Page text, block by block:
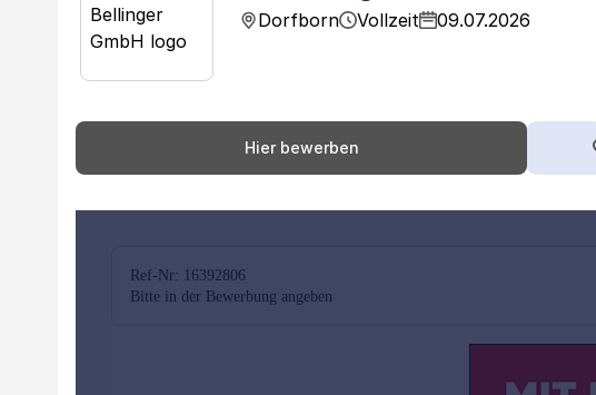
Dorfborn Vollzeit 09.07.2026
Hier bewerben